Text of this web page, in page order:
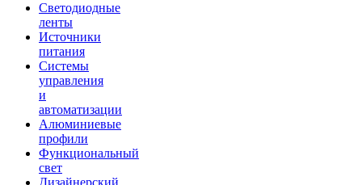
Светодиодные
ленты
Источники
питания
Системы
управления
и
автоматизации
Алюминиевые
профили
Функциональный
свет
Дизайнерский